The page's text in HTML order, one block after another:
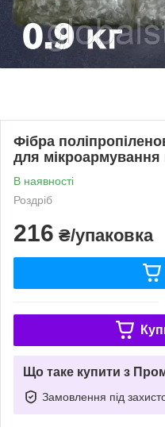
Фібра
для мікроармування
В наявності
Роздріб
216 ₴/упаковка
Що таке купити з
Замовлення під